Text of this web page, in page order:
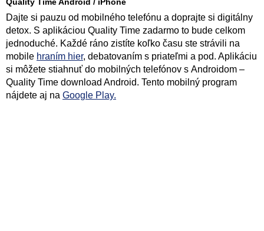
Dajte si pauzu od mobilného telefónu a doprajte si digitálny
detox. S aplikáciou Quality Time zadarmo to bude celkom
jednoduché. Každé ráno zistíte koľko času ste strávili na
mobile hraním hier, debatovaním s priateľmi a pod. Aplikáciu
si môžete stiahnuť do mobilných telefónov s Androidom –
Quality Time download Android. Tento mobilný program
nájdete aj na Google Play.